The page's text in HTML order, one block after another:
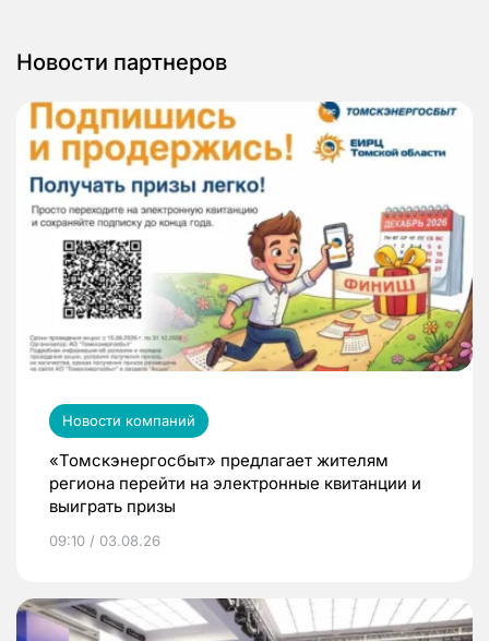
Новости партнеров
Новости компаний
«Томскэнергосбыт» предлагает жителям
региона перейти на электронные квитанции и
выиграть призы
09:10 / 03.08.26